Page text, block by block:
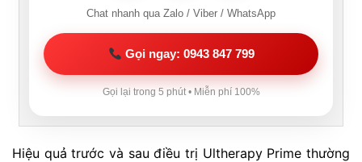
Chat nhanh qua Zalo / Viber / WhatsApp
Gọi ngay: 0943 847 799
Gọi lại trong 5 phút • Miễn phí 100%
Hiệu quả trước và sau điều trị Ultherapy Prime thường